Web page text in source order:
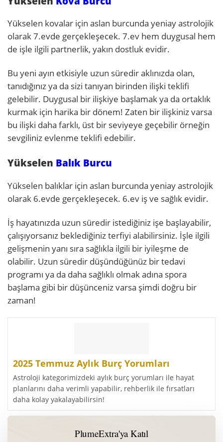
Yükselen kovalar için aslan burcunda yeniay astrolojik
olarak 7.evde gerçekleşecek. 7.ev hem duygusal hem
de işle ilgili partnerlik, yakın dostluk evidir.
Bu yeni ayın etkisiyle uzun süredir aklınızda olan,
tanıdığınız ya da sizi tanıyan birinden ilişki teklifi
gelebilir. Duygusal bir ilişkiye başlamak ya da ortaklık
kurmak için harika bir dönem! Zaten bir ilişkiniz varsa
bu ilişki daha farklı, üst bir seviyeye geçebilir örneğin
sevgiliniz evlenme teklifi edebilir.
Yükselen Balık Burcu
Yükselen balıklar için aslan burcunda yeniay astrolojik
olarak 6.evde gerçekleşecek. 6.ev iş ve sağlık evidir.
İş hayatınızda uzun süredir istediğiniz işe başlayabilir,
çalışıyorsanız beklediğiniz terfiyi alabilirsiniz. İşle ilgili
gelişmenin yanı sıra sağlıkla ilgili bir iyileşme de
olabilir. Uzun süredir düşündüğünüz bir tedavi
programı ya da daha sağlıklı olmak adına spora
başlama gibi bir düşünceniz varsa şimdi doğru bir
zaman!
2025 Temmuz Aylık Burç Yorumları
Astroloji kategorimizdeki aylık burç yorumları ile hayat
planlarını daha verimli yapabilir, rehberlik ile fırsatları
daha kolay yakalayabilirsin!
PlumeExtra'ya Katıl